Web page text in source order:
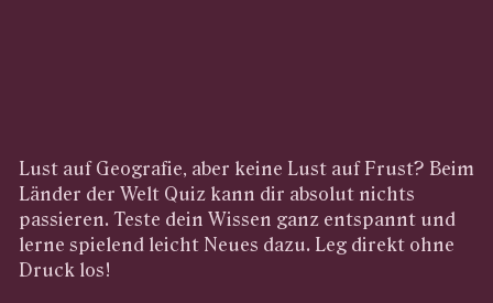
Lust auf Geografie, aber keine Lust auf Frust? Beim
Länder der Welt Quiz kann dir absolut nichts
passieren. Teste dein Wissen ganz entspannt und
lerne spielend leicht Neues dazu. Leg direkt ohne
Druck los!